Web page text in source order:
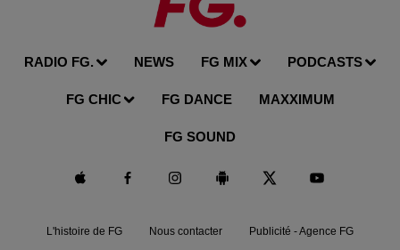
RADIO FG. NEWS FG MIX PODCASTS
FG CHIC FG DANCE MAXXIMUM
FG SOUND
L'histoire de FG Nous contacter Publicité - Agence FG